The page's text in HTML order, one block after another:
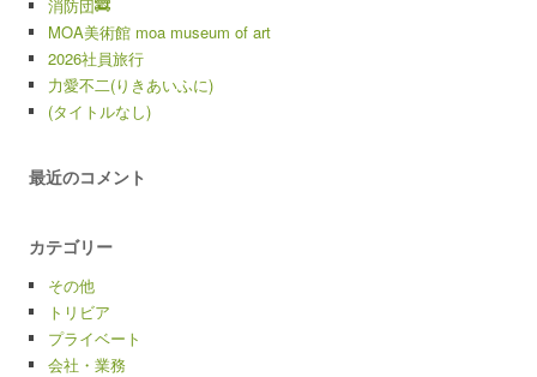
消防団🚒
MOA美術館 moa museum of art
2026社員旅行
力愛不二(りきあいふに)
(タイトルなし)
最近のコメント
カテゴリー
その他
トリビア
プライベート
会社・業務